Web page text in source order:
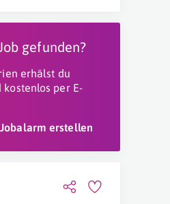
gefunden?
erhälst du
kostenlos per E-
erstellen